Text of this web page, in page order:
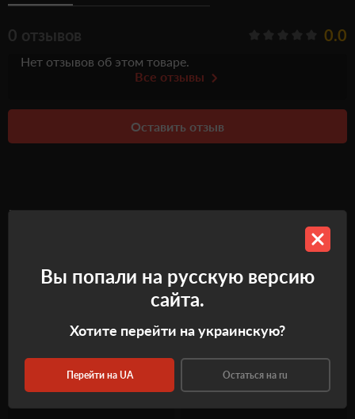
0 отзывов 0.0
Нет отзывов об этом товаре.
Все отзывы
Оставить отзыв
Рекомендуемые товары
Вы попали на русскую версию
сайта.
Хотите перейти на украинскую?
Перейти на UA Остаться на ru